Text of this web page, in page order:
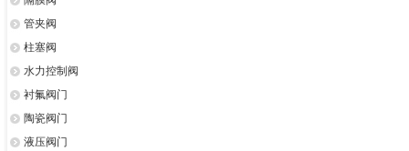
管夹阀
柱塞阀
水力控制阀
衬氟阀门
陶瓷阀门
液压阀门